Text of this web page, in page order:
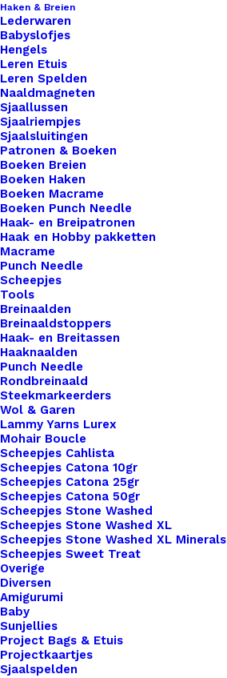
Haken & Breien
Lederwaren
Babyslofjes
Hengels
Leren Etuis
Leren Spelden
Naaldmagneten
Sjaallussen
Sjaalriempjes
Sjaalsluitingen
Patronen & Boeken
Boeken Breien
Boeken Haken
Boeken Macrame
Boeken Punch Needle
Haak- en Breipatronen
Haak en Hobby pakketten
Macrame
Punch Needle
Scheepjes
Tools
Breinaalden
Breinaaldstoppers
Haak- en Breitassen
Haaknaalden
Punch Needle
Rondbreinaald
Steekmarkeerders
Wol & Garen
Lammy Yarns Lurex
Mohair Boucle
Scheepjes Cahlista
Scheepjes Catona 10gr
Scheepjes Catona 25gr
Scheepjes Catona 50gr
Scheepjes Stone Washed
Scheepjes Stone Washed XL
Scheepjes Stone Washed XL Minerals
Scheepjes Sweet Treat
Overige
Diversen
Amigurumi
Baby
Sunjellies
Project Bags & Etuis
Projectkaartjes
Sjaalspelden
96 op voorraad
Eindkapje
Goudkleurig
Voor
5mm
Koord
aantalToevoegen aan verlanglijst
Artikelnummer
Categorie
Hobby
Veilig betalen
Unieke en kwaliteitsproducten
Overzicht
Nog meer leuks!